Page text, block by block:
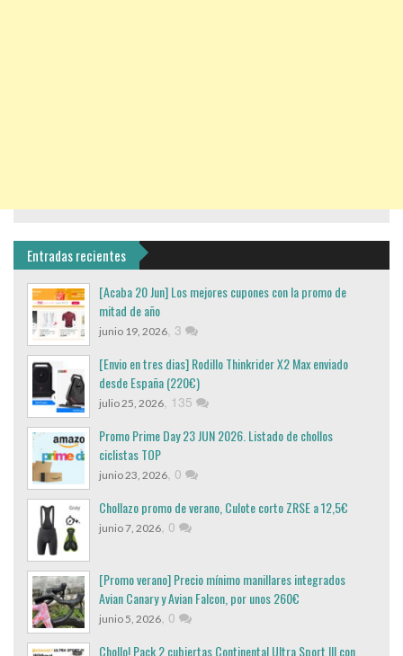
Entradas recientes
[Acaba 20 Jun] Los mejores cupones con la promo de
mitad de año
junio 19, 2026, 3
[Envio en tres dias] Rodillo Thinkrider X2 Max enviado
desde España (220€)
julio 25, 2026, 135
Promo Prime Day 23 JUN 2026. Listado de chollos
ciclistas TOP
junio 23, 2026, 0
Chollazo promo de verano, Culote corto ZRSE a 12,5€
junio 7, 2026, 0
[Promo verano] Precio mínimo manillares integrados
Avian Canary y Avian Falcon, por unos 260€
junio 5, 2026, 0
Chollo! Pack 2 cubiertas Continental Ultra Sport III con